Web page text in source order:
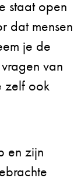
staat open
dat mensen
je de
van
zelf ook
en zijn